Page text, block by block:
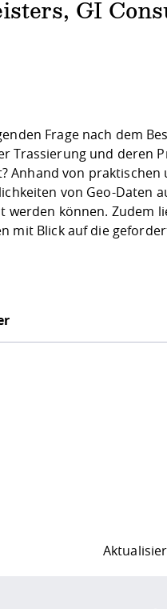
GI
Frage nach dem
Trassierung und deren
Anhand von praktischen
von Geo-Daten
können. Zudem
mit Blick auf die